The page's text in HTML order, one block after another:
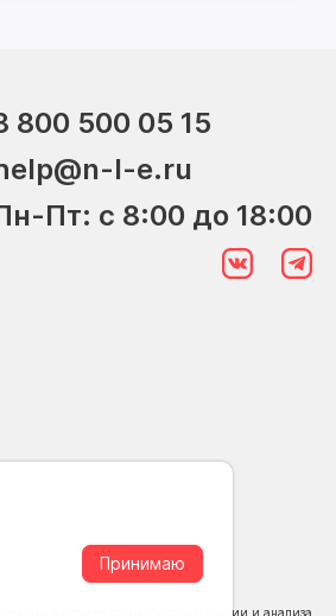
800 500 05 15
l-e.ru
Пт: с 8:00 до 18:00
на основе сбора, систематизации и анализа
Принимаю